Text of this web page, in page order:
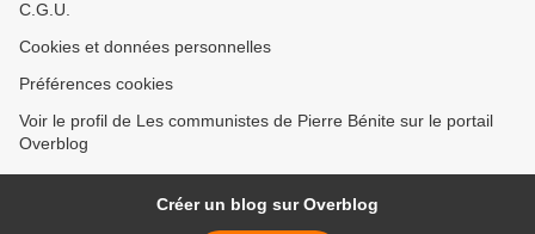
C.G.U.
Cookies et données personnelles
Préférences cookies
Voir le profil de Les communistes de Pierre Bénite sur le portail
Overblog
Créer un blog sur Overblog